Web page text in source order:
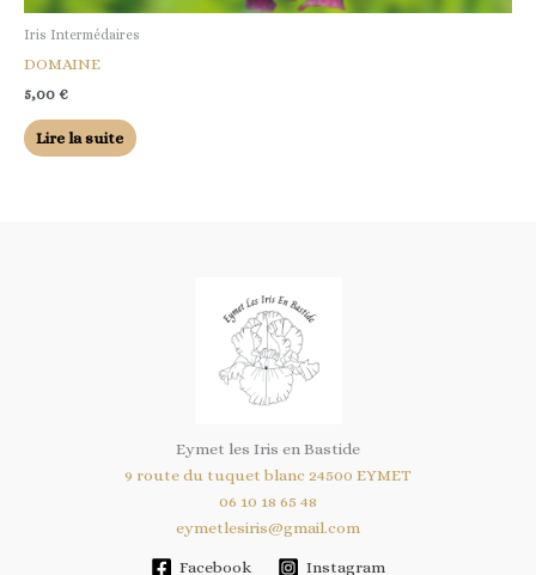
Iris Intermédaires
DOMAINE
5,00 €
Lire la suite
Eymet les Iris en Bastide
9 route du tuquet blanc 24500 EYMET
06 10 18 65 48
eymetlesiris@gmail.com
Facebook Instagram